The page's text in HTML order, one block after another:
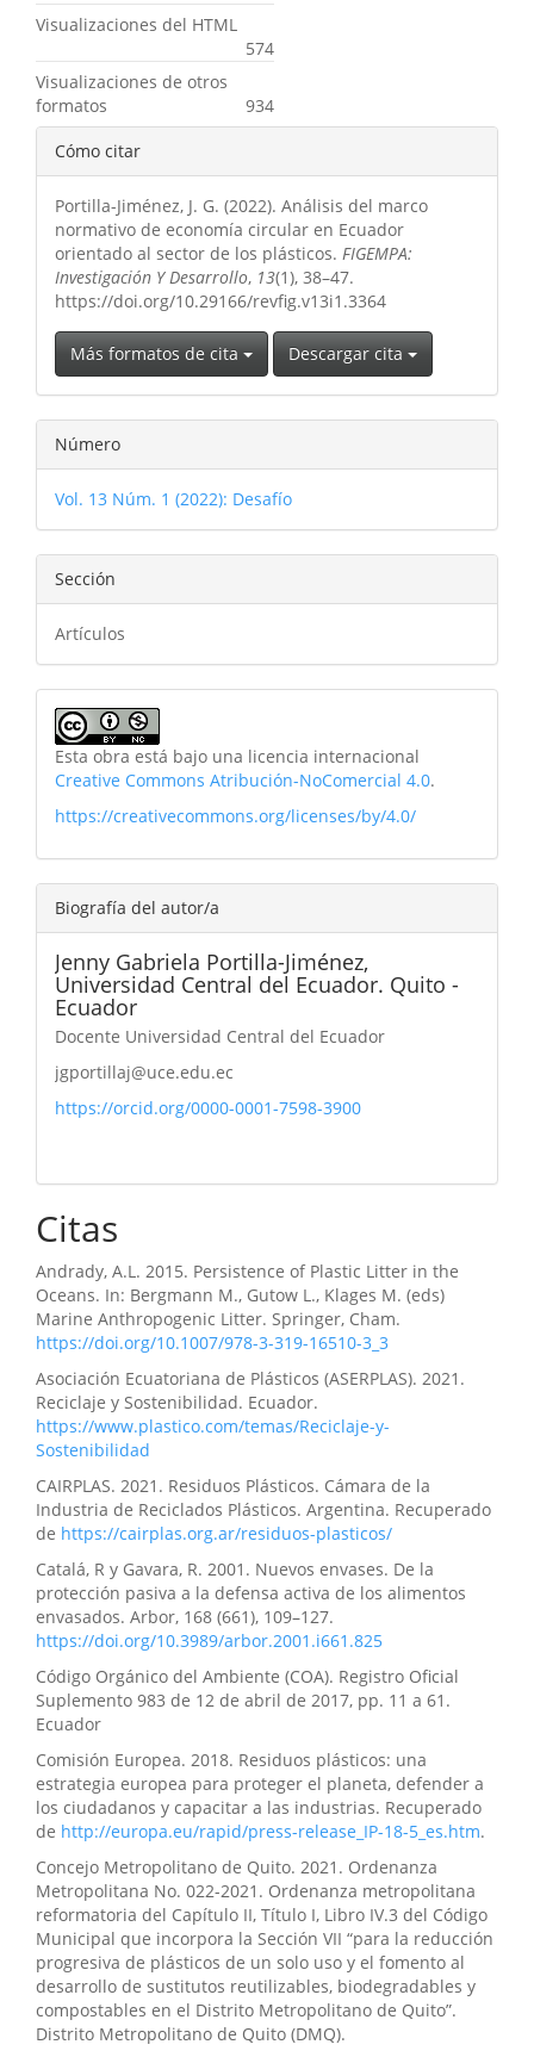
Visualizaciones del HTML
574
Visualizaciones de otros
formatos
934
Detalles
del
artículo
Cómo citar
Portilla-Jiménez, J. G. (2022). Análisis del marco
normativo de economía circular en Ecuador
orientado al sector de los plásticos. FIGEMPA:
Investigación Y Desarrollo, 13(1), 38–47.
https://doi.org/10.29166/revfig.v13i1.3364
Más formatos de cita Descargar cita
Número
Vol. 13 Núm. 1 (2022): Desafío
Sección
Artículos
Esta obra está bajo una licencia internacional
Creative Commons Atribución-NoComercial 4.0.
https://creativecommons.org/licenses/by/4.0/
Biografía del autor/a
Jenny Gabriela Portilla-Jiménez,
Universidad Central del Ecuador. Quito -
Ecuador
Docente Universidad Central del Ecuador
jgportillaj@uce.edu.ec
https://orcid.org/0000-0001-7598-3900
Citas
Andrady, A.L. 2015. Persistence of Plastic Litter in the
Oceans. In: Bergmann M., Gutow L., Klages M. (eds)
Marine Anthropogenic Litter. Springer, Cham.
https://doi.org/10.1007/978-3-319-16510-3_3
Asociación Ecuatoriana de Plásticos (ASERPLAS). 2021.
Reciclaje y Sostenibilidad. Ecuador.
https://www.plastico.com/temas/Reciclaje-y-
Sostenibilidad
CAIRPLAS. 2021. Residuos Plásticos. Cámara de la
Industria de Reciclados Plásticos. Argentina. Recuperado
de https://cairplas.org.ar/residuos-plasticos/
Catalá, R y Gavara, R. 2001. Nuevos envases. De la
protección pasiva a la defensa activa de los alimentos
envasados. Arbor, 168 (661), 109–127.
https://doi.org/10.3989/arbor.2001.i661.825
Código Orgánico del Ambiente (COA). Registro Oficial
Suplemento 983 de 12 de abril de 2017, pp. 11 a 61.
Ecuador
Comisión Europea. 2018. Residuos plásticos: una
estrategia europea para proteger el planeta, defender a
los ciudadanos y capacitar a las industrias. Recuperado
de http://europa.eu/rapid/press-release_IP-18-5_es.htm.
Concejo Metropolitano de Quito. 2021. Ordenanza
Metropolitana No. 022-2021. Ordenanza metropolitana
reformatoria del Capítulo II, Título I, Libro IV.3 del Código
Municipal que incorpora la Sección VII “para la reducción
progresiva de plásticos de un solo uso y el fomento al
desarrollo de sustitutos reutilizables, biodegradables y
compostables en el Distrito Metropolitano de Quito”.
Distrito Metropolitano de Quito (DMQ).